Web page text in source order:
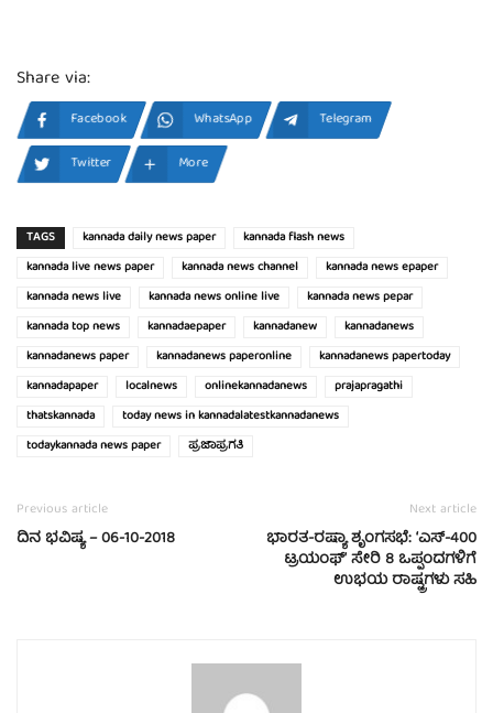
Share via:
Facebook WhatsApp
Telegram
Twitter
More
TAGS kannada daily news paper
kannada flash news
kannada live news paper
kannada news channel
kannada news epaper
kannada news live
kannada news online live
kannada news pepar
kannada top news
kannadaepaper kannadanew
kannadanews
kannadanews paper
kannadanews paperonline
kannadanews papertoday
kannadapaper
localnews onlinekannadanews
prajapragathi
thatskannada
today news in kannadalatestkannadanews
todaykannada news paper
ಪ್ರಜಾಪ್ರಗತಿ
Previous article
ದಿನ ಭವಿಷ್ಯ – 06-10-2018
Next article
ಭಾರತ-ರಷ್ಯಾ ಶೃಂಗಸಭೆ: ‘ಎಸ್-400
ಟ್ರಯಂಫ್’ ಸೇರಿ 8 ಒಪ್ಪಂದಗಳಿಗೆ
ಉಭಯ ರಾಷ್ಟ್ರಗಳು ಸಹಿ